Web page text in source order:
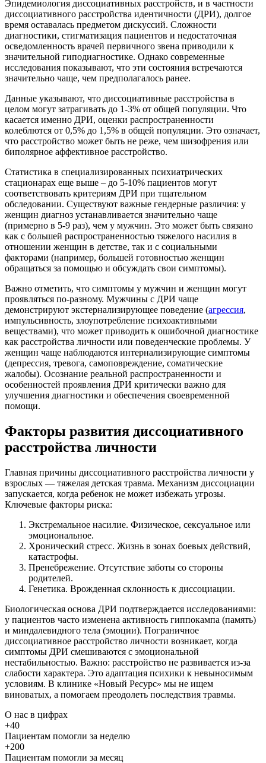
Эпидемиология диссоциативных расстройств, и в частности
диссоциативного расстройства идентичности (ДРИ), долгое
время оставалась предметом дискуссий. Сложности
диагностики, стигматизация пациентов и недостаточная
осведомленность врачей первичного звена приводили к
значительной гиподиагностике. Однако современные
исследования показывают, что эти состояния встречаются
значительно чаще, чем предполагалось ранее.
Данные указывают, что диссоциативные расстройства в
целом могут затрагивать до 1-3% от общей популяции. Что
касается именно ДРИ, оценки распространенности
колеблются от 0,5% до 1,5% в общей популяции. Это означает,
что расстройство может быть не реже, чем шизофрения или
биполярное аффективное расстройство.
Статистика в специализированных психиатрических
стационарах еще выше – до 5-10% пациентов могут
соответствовать критериям ДРИ при тщательном
обследовании. Существуют важные гендерные различия: у
женщин диагноз устанавливается значительно чаще
(примерно в 5-9 раз), чем у мужчин. Это может быть связано
как с большей распространенностью тяжелого насилия в
отношении женщин в детстве, так и с социальными
факторами (например, большей готовностью женщин
обращаться за помощью и обсуждать свои симптомы).
Важно отметить, что симптомы у мужчин и женщин могут
проявляться по-разному. Мужчины с ДРИ чаще
демонстрируют экстернализирующее поведение (агрессия,
импульсивность, злоупотребление психоактивными
веществами), что может приводить к ошибочной диагностике
как расстройства личности или поведенческие проблемы. У
женщин чаще наблюдаются интернализирующие симптомы
(депрессия, тревога, самоповреждение, соматические
жалобы). Осознание реальной распространенности и
особенностей проявления ДРИ критически важно для
улучшения диагностики и обеспечения своевременной
помощи.
Факторы развития диссоциативного
расстройства личности
Главная причины диссоциативного расстройства личности у
взрослых — тяжелая детская травма. Механизм диссоциации
запускается, когда ребенок не может избежать угрозы.
Ключевые факторы риска:
Экстремальное насилие. Физическое, сексуальное или
эмоциональное.
Хронический стресс. Жизнь в зонах боевых действий,
катастрофы.
Пренебрежение. Отсутствие заботы со стороны
родителей.
Генетика. Врожденная склонность к диссоциации.
Биологическая основа ДРИ подтверждается исследованиями:
у пациентов часто изменена активность гиппокампа (память)
и миндалевидного тела (эмоции). Пограничное
диссоциативное расстройство личности возникает, когда
симптомы ДРИ смешиваются с эмоциональной
нестабильностью. Важно: расстройство не развивается из-за
слабости характера. Это адаптация психики к невыносимым
условиям. В клинике «Новый Ресурс» мы не ищем
виноватых, а помогаем преодолеть последствия травмы.
О нас в цифрах
+40
Пациентам помогли за неделю
+200
Пациентам помогли за месяц